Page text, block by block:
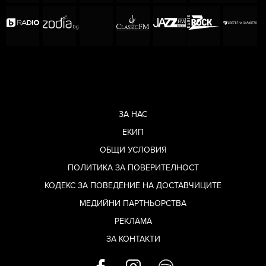
ЗА НАС
ЕКИП
ОБЩИ УСЛОВИЯ
ПОЛИТИКА ЗА ПОВЕРИТЕЛНОСТ
КОДЕКС ЗА ПОВЕДЕНИЕ НА ДОСТАВЧИЦИТЕ
МЕДИЙНИ ПАРТНЬОРСТВА
РЕКЛАМА
ЗА КОНТАКТИ